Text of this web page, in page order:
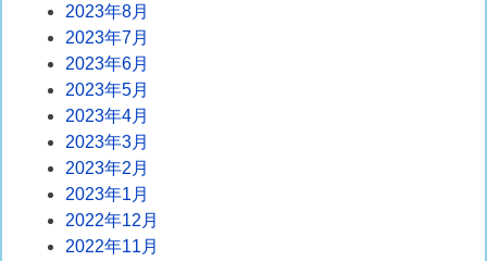
2023年8月
2023年7月
2023年6月
2023年5月
2023年4月
2023年3月
2023年2月
2023年1月
2022年12月
2022年11月